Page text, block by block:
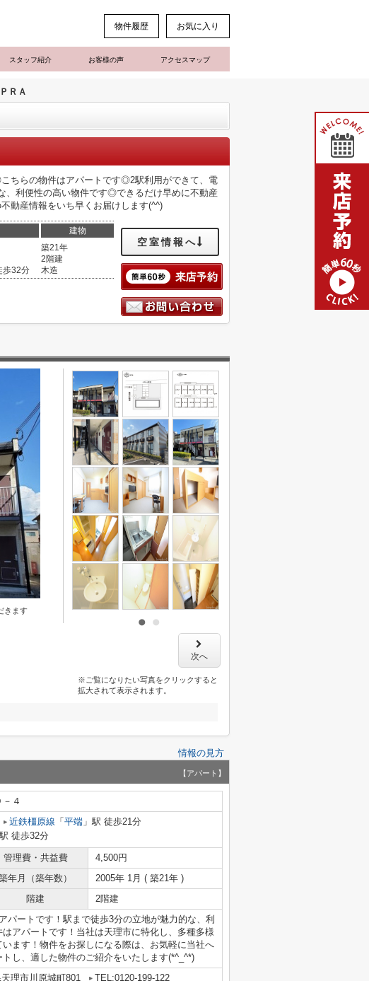
物件履歴 お気に入り
スタッフ紹介 お客様の声 アクセスマップ
ＲＡ
ちらの物件はアパートです◎2駅利用ができて、電
利便性の高い物件です◎できるだけ早めに不動産
動産情報をいち早くお届けします(^^)
建物
歩32分
築21年
2階建
木造
空室情報へ
きます
次へ
※ご覧になりたい写真をクリックすると
拡大されて表示されます。
情報の見方
【アパート】
－４
近鉄橿原線 「 平端 」駅 徒歩21分
徒歩32分
管理費・共益費
4,500円
年月（築年数）
2005年 1月 ( 築21年 )
階建 2階建
パートです！駅まで徒歩3分の立地が魅力的な、利
アパートです！当社は天理市に特化し、多種多様
ます！物件をお探しになる際は、お気軽に当社へ
し、適した物件のご紹介をいたします(*^_^*)
理市川原城町801
TEL:0120-199-122